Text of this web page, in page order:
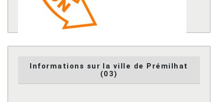
Informations sur la ville de Prémilhat
(03)